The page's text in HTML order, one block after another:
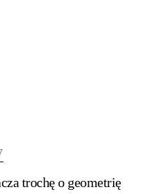
trochę o geometrię